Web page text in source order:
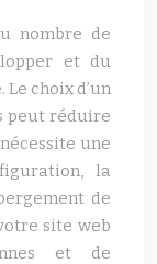
nombre de
et du
choix d’un
peut réduire
une
la
de
site web
et de